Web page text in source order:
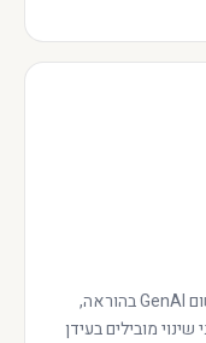
הקמת צוותי R&D בבתי ספר ללמידה וביישום GenAI בהוראה,
מובילים בעידן